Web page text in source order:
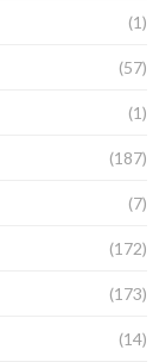
(1)
(57)
(1)
(187)
(7)
(172)
(173)
(14)